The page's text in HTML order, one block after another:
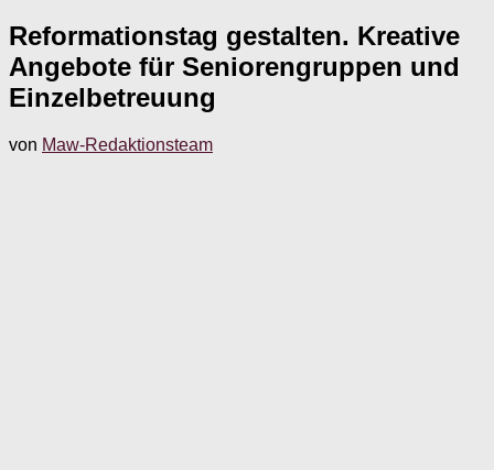
Reformationstag gestalten. Kreative
Angebote für Seniorengruppen und
Einzelbetreuung
von Maw-Redaktionsteam